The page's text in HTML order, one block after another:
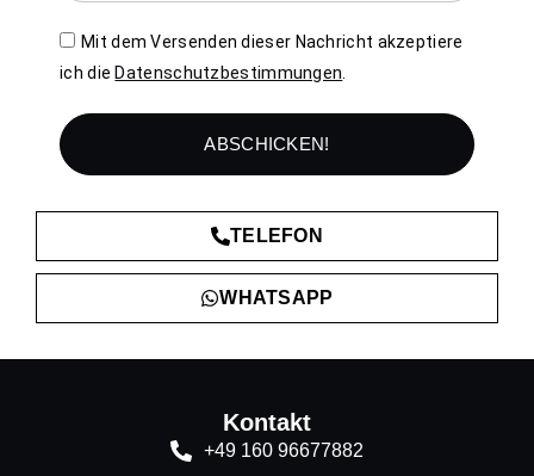
TELEFON
WHATSAPP
Mit dem Versenden dieser Nachricht akzeptiere
ich die Datenschutzbestimmungen.
ABSCHICKEN!
Kontakt
+49 160 96677882